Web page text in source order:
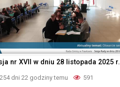
nr XVII w dniu 28 listopada 2025 r.
254 dni 22 godziny temu 591